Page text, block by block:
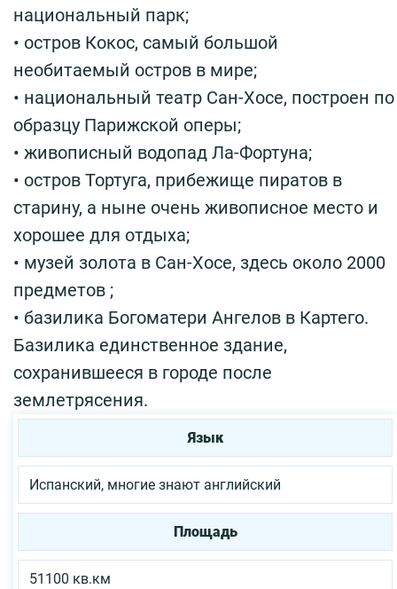
национальный парк;
• остров Кокос, самый большой
необитаемый остров в мире;
• национальный театр Сан-Хосе, построен по
образцу Парижской​ оперы;
• живописный водопад Ла-Фортуна;
• остров Тортуга, прибежище пиратов в
старину, а ныне очень живописное место и
хорошее для отдыха;
• музей золота в Сан-Хосе, здесь около 2000
предметов ;
• базилика Богоматери Ангелов в Картего.
Базилика единственное здание,
сохранившееся в городе после
землетрясения.
Язык
Испанский, многие знают английский
Площадь
51100 кв.км